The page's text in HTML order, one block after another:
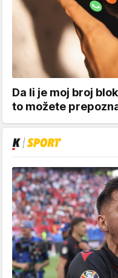
Da li je moj broj
to možete